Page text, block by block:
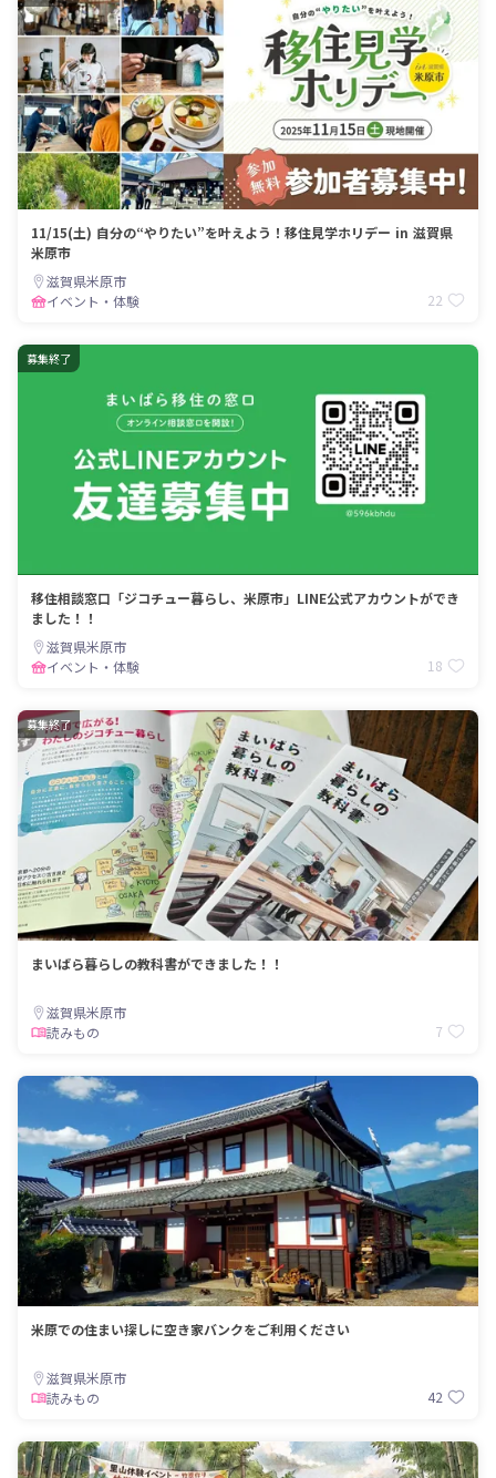
11/15(土) 自分の“やりたい”を叶えよう！移住見学ホリデー in 滋賀県
米原市
滋賀県米原市
イベント・体験
22
募集終了
移住相談窓口「ジコチュー暮らし、米原市」LINE公式アカウントができ
ました！！
滋賀県米原市
イベント・体験
18
募集終了
まいばら暮らしの教科書ができました！！
滋賀県米原市
読みもの
7
米原での住まい探しに空き家バンクをご利用ください
滋賀県米原市
読みもの
42